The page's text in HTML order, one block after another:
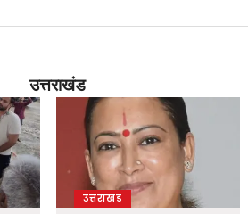
उत्तराखंड
उत्तराखंड